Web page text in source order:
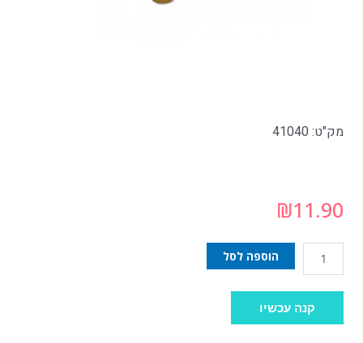
מק"ט: 41040
₪11.90
הוספה לסל
קנה עכשיו